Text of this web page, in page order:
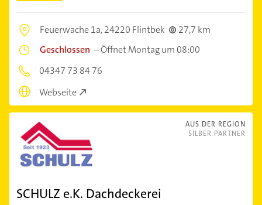
Feuerwache 1a,24220 Flintbek
27,7 km
Geschlossen –Öffnet Montag um 08:00
04347 73 84 76
Webseite
AUS DER REGION
SILBER PARTNER
SCHULZ e.K. Dachdeckerei